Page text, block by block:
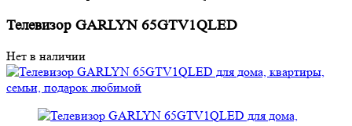
Телевизор GARLYN 65GTV1QLED
Нет в наличии